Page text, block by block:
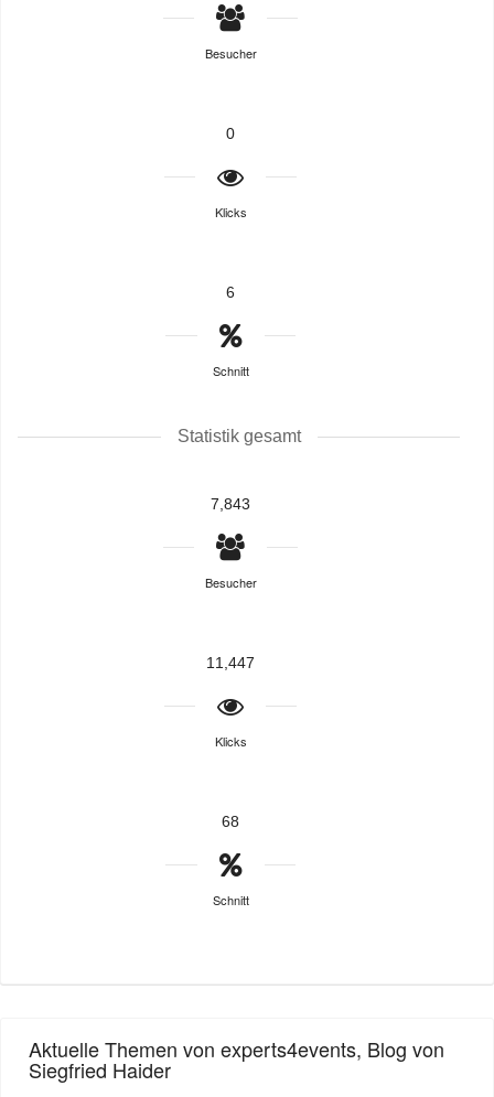
Besucher
0
Klicks
6
Schnitt
Statistik gesamt
7,843
Besucher
11,447
Klicks
68
Schnitt
Aktuelle Themen von experts4events, Blog von
Siegfried Haider